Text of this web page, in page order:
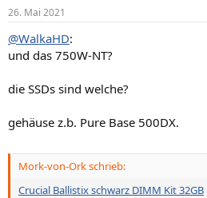
26. Mai 2021
@WalkaHD:
und das 750W-NT?
die SSDs sind welche?
gehäuse z.b. Pure Base 500DX.
Mork-von-Ork schrieb:
Crucial Ballistix schwarz DIMM Kit 32GB